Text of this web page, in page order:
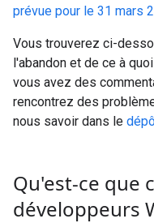
prévue pour le 31 mars
Vous trouverez ci-
l'abandon et de ce à
vous avez des
rencontrez des
nous savoir dans le
Qu'est-ce que
développeurs